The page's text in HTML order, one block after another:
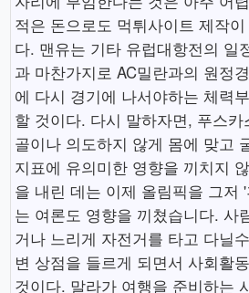
적은 돈으로도 먹튀사이트 제작
다. 맨유는 기타 유럽대항전의 일
과 마찬가지로 AC밀란과의 원정
에 다시 경기에 나서야하는 체력
할 것이다. 다시 말하자면, 푸스
골이나 의도하지 않게 몸에 맞고
지표에 유의미한 영향을 끼치지
을 내린 데는 이제 올림픽을 그저
는 여론도 영향을 끼쳤습니다. 사
거나 느리게 자전거를 타고 다닐
변 상점을 들르게 되면서 사회활
것이다. 말라가 여행을 준비하는